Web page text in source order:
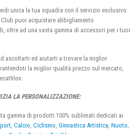
unica la tua squadra con il servizio esclusivo
Club puoi acquistare abbigliamento
oltre ad una vasta gamma di accessori per i tuoi
ascoltarti ed aiutarti a trovare la miglior
la miglior qualità prezzo sul mercato,
LA PERSONALIZZAZIONE:
gamma di prodotti 100% sublimati dedicati ai
Calcio Ciclismo Ginnastica Artistica Nuoto